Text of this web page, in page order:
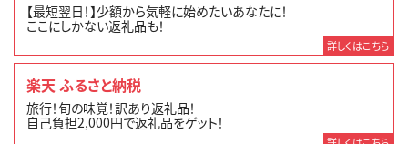
【最短翌日！】少額から気軽に始めたいあなたに！
ここにしかない返礼品も！
詳しくはこちら
楽天 ふるさと納税
旅行！旬の味覚！訳あり返礼品！
自己負担2,000円で返礼品をゲット！